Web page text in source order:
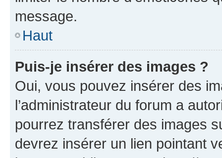
message.
Haut
Puis-je insérer des images ?
Oui, vous pouvez insérer des
l’administrateur du forum a
pourrez transférer des images
devrez insérer un lien pointant